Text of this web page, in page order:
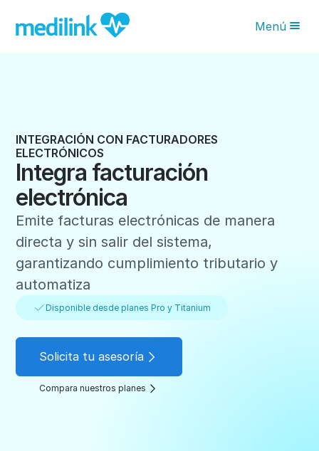
¿Por qué Medilink?
Blog
Solicita tu asesoría
Menú
INTEGRACIÓN CON FACTURADORES
ELECTRÓNICOS
Integra facturación
electrónica
Emite facturas electrónicas de manera
directa y sin salir del sistema,
garantizando cumplimiento tributario y
automatiza
Disponible desde planes Pro y Titanium
Solicita tu asesoría
Compara nuestros planes